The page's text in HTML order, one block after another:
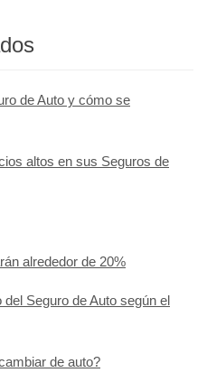
de Auto y cómo se
altos en sus Seguros de
alrededor de 20%
Seguro de Auto según el
de auto?